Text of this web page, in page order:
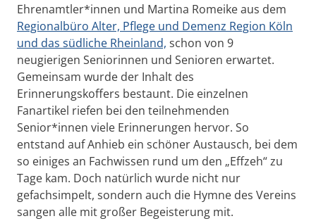
Ehrenamtler*innen und Martina Romeike aus dem
Regionalbüro Alter, Pflege und Demenz Region Köln
und das südliche Rheinland, schon von 9
neugierigen Seniorinnen und Senioren erwartet.
Gemeinsam wurde der Inhalt des
Erinnerungskoffers bestaunt. Die einzelnen
Fanartikel riefen bei den teilnehmenden
Senior*innen viele Erinnerungen hervor. So
entstand auf Anhieb ein schöner Austausch, bei dem
so einiges an Fachwissen rund um den „Effzeh“ zu
Tage kam. Doch natürlich wurde nicht nur
gefachsimpelt, sondern auch die Hymne des Vereins
sangen alle mit großer Begeisterung mit.